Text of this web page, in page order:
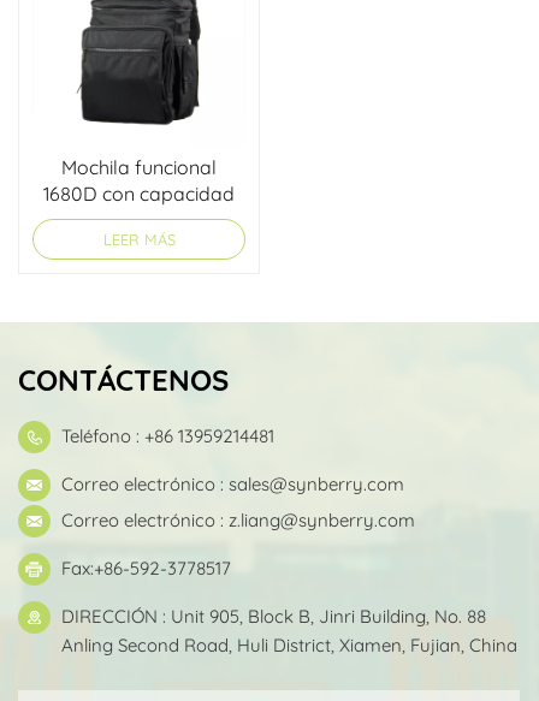
Mochila funcional
1680D con capacidad
estructurada
ultragrande
LEER MÁS
CONTÁCTENOS
Teléfono : +86 13959214481
Correo electrónico : sales@synberry.com
Correo electrónico : z.liang@synberry.com
Fax:+86-592-3778517
DIRECCIÓN : Unit 905, Block B, Jinri Building, No. 88
Anling Second Road, Huli District, Xiamen, Fujian, China